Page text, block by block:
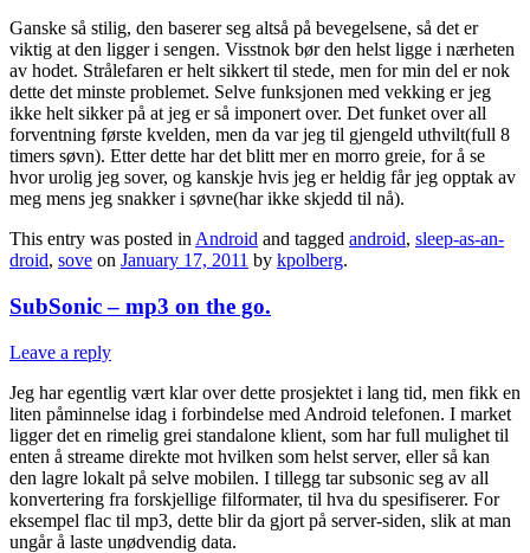
Ganske så stilig, den baserer seg altså på bevegelsene, så det er
viktig at den ligger i sengen. Visstnok bør den helst ligge i nærheten
av hodet. Strålefaren er helt sikkert til stede, men for min del er nok
dette det minste problemet. Selve funksjonen med vekking er jeg
ikke helt sikker på at jeg er så imponert over. Det funket over all
forventning første kvelden, men da var jeg til gjengeld uthvilt(full 8
timers søvn). Etter dette har det blitt mer en morro greie, for å se
hvor urolig jeg sover, og kanskje hvis jeg er heldig får jeg opptak av
meg mens jeg snakker i søvne(har ikke skjedd til nå).
This entry was posted in Android and tagged android, sleep-as-an-
droid, sove on January 17, 2011 by kpolberg.
SubSonic – mp3 on the go.
Leave a reply
Jeg har egentlig vært klar over dette prosjektet i lang tid, men fikk en
liten påminnelse idag i forbindelse med Android telefonen. I market
ligger det en rimelig grei standalone klient, som har full mulighet til
enten å streame direkte mot hvilken som helst server, eller så kan
den lagre lokalt på selve mobilen. I tillegg tar subsonic seg av all
konvertering fra forskjellige filformater, til hva du spesifiserer. For
eksempel flac til mp3, dette blir da gjort på server-siden, slik at man
ungår å laste unødvendig data.